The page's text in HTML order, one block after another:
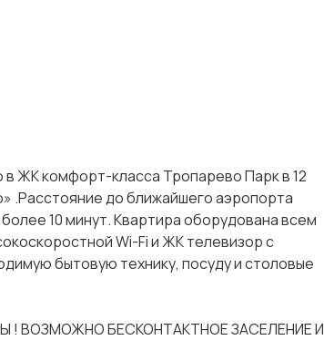
ЖК комфорт-класса Тропарево Парк в 12
.Расстояние до ближайшего аэропорта
10 минут. Квартира оборудована всем
Wi-Fi и ЖК телевизор с
бытовую технику, посуду и столовые
ВОЗМОЖНО БЕСКОНТАКТНОЕ ЗАСЕЛЕНИЕ И